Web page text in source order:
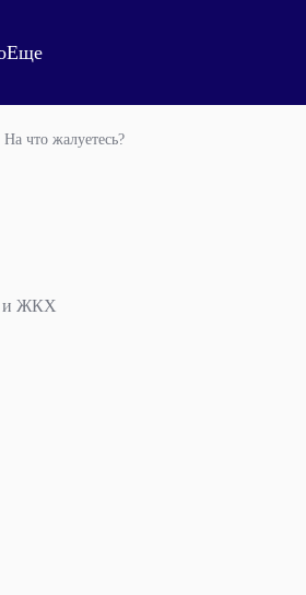
Еще
что жалуетесь?
и ЖКХ